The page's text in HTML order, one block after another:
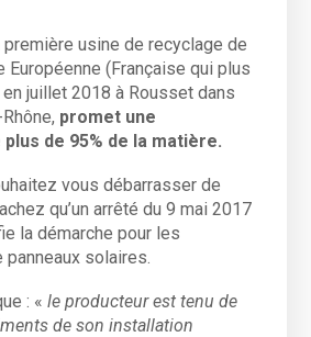
première usine de recyclage de
Européenne (Française qui plus
juillet 2018 à Rousset dans
promet une
de 95% de la matière.
vous débarrasser de
qu’un arrêté du 9 mai 2017
la démarche pour les
solaires.
: «le producteur est tenu de
de son installation